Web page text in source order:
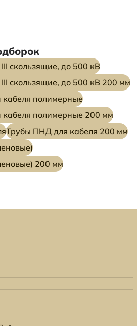
скользящие, до 500 кВ
скользящие, до 500 кВ 200 мм
кабеля полимерные
кабеля полимерные 200 мм
Трубы ПНД для кабеля 200 мм
200 мм